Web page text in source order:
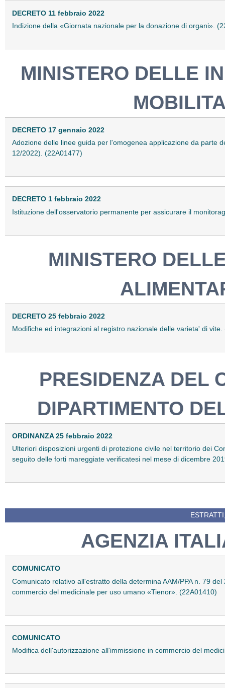
DECRETO 11 febbraio 2022
Indizione della «Giornata nazionale per la donazione di organi».
MINISTERO DELLE
DECRETO 17 gennaio 2022
Adozione delle linee guida per l'omogenea applicazione da parte
12/2022). (22A01477)
DECRETO 1 febbraio 2022
Istituzione dell'osservatorio permanente per assicurare il
MINISTERO
DECRETO 25 febbraio 2022
Modifiche ed integrazioni al registro nazionale delle varieta' di vite.
PRESIDENZA DEL
DIPARTIMENTO
ORDINANZA 25 febbraio 2022
Ulteriori disposizioni urgenti di protezione civile nel territorio dei
seguito delle forti mareggiate verificatesi nel mese di dicembre
AGENZIA
COMUNICATO
Comunicato relativo all'estratto della determina AAM/PPA n. 79
commercio del medicinale per uso umano «Tienor». (22A01410)
COMUNICATO
Modifica dell'autorizzazione all'immissione in commercio del